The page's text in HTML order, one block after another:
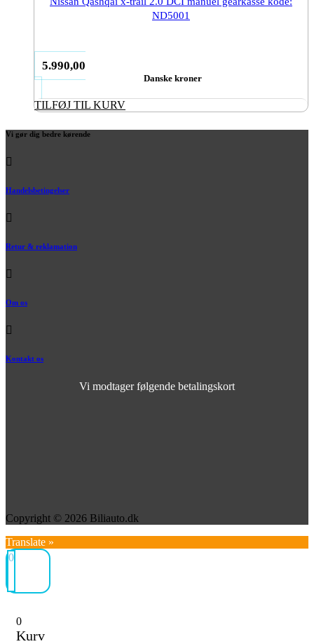
ND5001
5.990,00
Danske kroner
TILFØJ TIL KURV
Vi gør dig bedre kørende
Handelsbetingelser
Retur & reklamation
Om os
Kontakt os
Vi modtager følgende betalingskort
Copyright © 2026 Biliauto.dk
Translate »
0
0
Kurv